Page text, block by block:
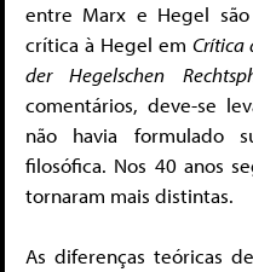
entre Marx e Hegel
crítica à Hegel em Crítica
der Hegelschen
comentários, deve-se
não havia formulado
filosófica. Nos 40 anos
tornaram mais distintas.
As diferenças teóricas